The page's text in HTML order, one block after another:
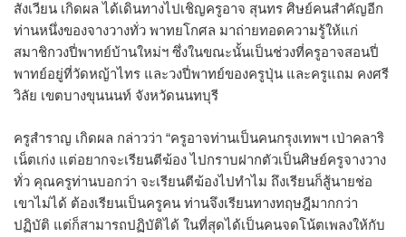
สังเวียน เกิดผล ได้เดินทางไปเชิญครูอาจ สุนทร ศิษย์คนสำคัญอีก
ท่านหนึ่งของจางวางทั่ว พาทยโกศล มาถ่ายทอดความรู้ให้แก่
สมาชิกวงปี่พาทย์บ้านใหม่ฯ ซึ่งในขณะนั้นเป็นช่วงที่ครูอาจสอนปี่
พาทย์อยู่ที่วัดหญ้าไทร และวงปี่พาทย์ของครูปุ่น และครูแถม คงศรี
วิลัย เขตบางขุนนนท์ จังหวัดนนทบุรี
ครูสำราญ เกิดผล กล่าวว่า “ครูอาจท่านเป็นคนกรุงเทพฯ เป่าคลาริ
เน็ตเก่ง แต่อยากจะเรียนตีฆ้อง ไปกราบฝากตัวเป็นศิษย์ครูจางวาง
ทั่ว คุณครูท่านบอกว่า จะเรียนตีฆ้องไปทำไม ถึงเรียนก็สู้นายช่อ
เขาไม่ได้ ต้องเรียนเป็นครูคน ท่านจึงเรียนทางทฤษฎีมากกว่า
ปฏิบัติ แต่ก็สามารถปฏิบัติได้ ในที่สุดได้เป็นคนจดโน้ตเพลงให้กับ